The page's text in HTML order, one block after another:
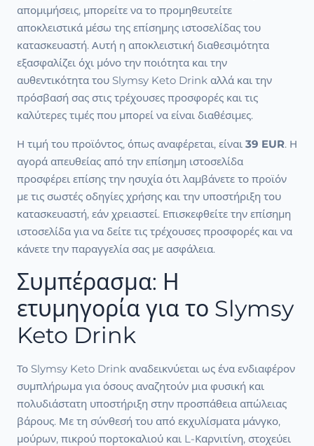
απομιμήσεις, μπορείτε να το προμηθευτείτε
αποκλειστικά μέσω της επίσημης ιστοσελίδας του
κατασκευαστή. Αυτή η αποκλειστική διαθεσιμότητα
εξασφαλίζει όχι μόνο την ποιότητα και την
αυθεντικότητα του Slymsy Keto Drink αλλά και την
πρόσβασή σας στις τρέχουσες προσφορές και τις
καλύτερες τιμές που μπορεί να είναι διαθέσιμες.
Η τιμή του προϊόντος, όπως αναφέρεται, είναι 39 EUR. Η
αγορά απευθείας από την επίσημη ιστοσελίδα
προσφέρει επίσης την ησυχία ότι λαμβάνετε το προϊόν
με τις σωστές οδηγίες χρήσης και την υποστήριξη του
κατασκευαστή, εάν χρειαστεί. Επισκεφθείτε την επίσημη
ιστοσελίδα για να δείτε τις τρέχουσες προσφορές και να
κάνετε την παραγγελία σας με ασφάλεια.
Συμπέρασμα: Η
ετυμηγορία για το Slymsy
Keto Drink
Το Slymsy Keto Drink αναδεικνύεται ως ένα ενδιαφέρον
συμπλήρωμα για όσους αναζητούν μια φυσική και
πολυδιάστατη υποστήριξη στην προσπάθεια απώλειας
βάρους. Με τη σύνθεσή του από εκχυλίσματα μάνγκο,
μούρων, πικρού πορτοκαλιού και L-Καρνιτίνη, στοχεύει